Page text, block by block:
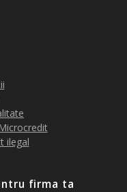
ilegal
firma ta